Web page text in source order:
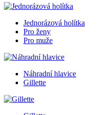
Jednorázová holítka
Pro ženy
Pro muže
Náhradní hlavice
Gillette